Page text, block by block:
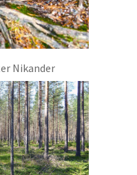
Nikander